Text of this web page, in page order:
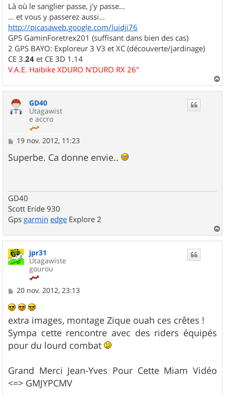
Là où le sanglier passe, j'y passe...
... et vous y passerez aussi...
http://picasaweb.google.com/luidji76
GPS GaminForetrex201 (suffisant dans bien des cas)
2 GPS BAYO: Exploreur 3 V3 et XC (découverte/jardinage)
CE 3.24 et CE 3D 1.14
V.A.E. Haibike XDURO N'DURO RX 26"
a
GD40
Utagawist
e accro
M
s
s
19 nov. 2012, 11:23
Superbe. Ca donne envie..
GD40
Scott Eride 930
Gps garmin edge Explore 2
a
jpr31
Utagawiste
gourou
M
s
s
a
g
e
20 nov. 2012, 23:13
extra images, montage Zique ouah ces crêtes !
Sympa cette rencontre avec des riders équipés
pour du lourd combat
Grand Merci Jean-Yves Pour Cette Miam Vidéo
<=> GMJYPCMV